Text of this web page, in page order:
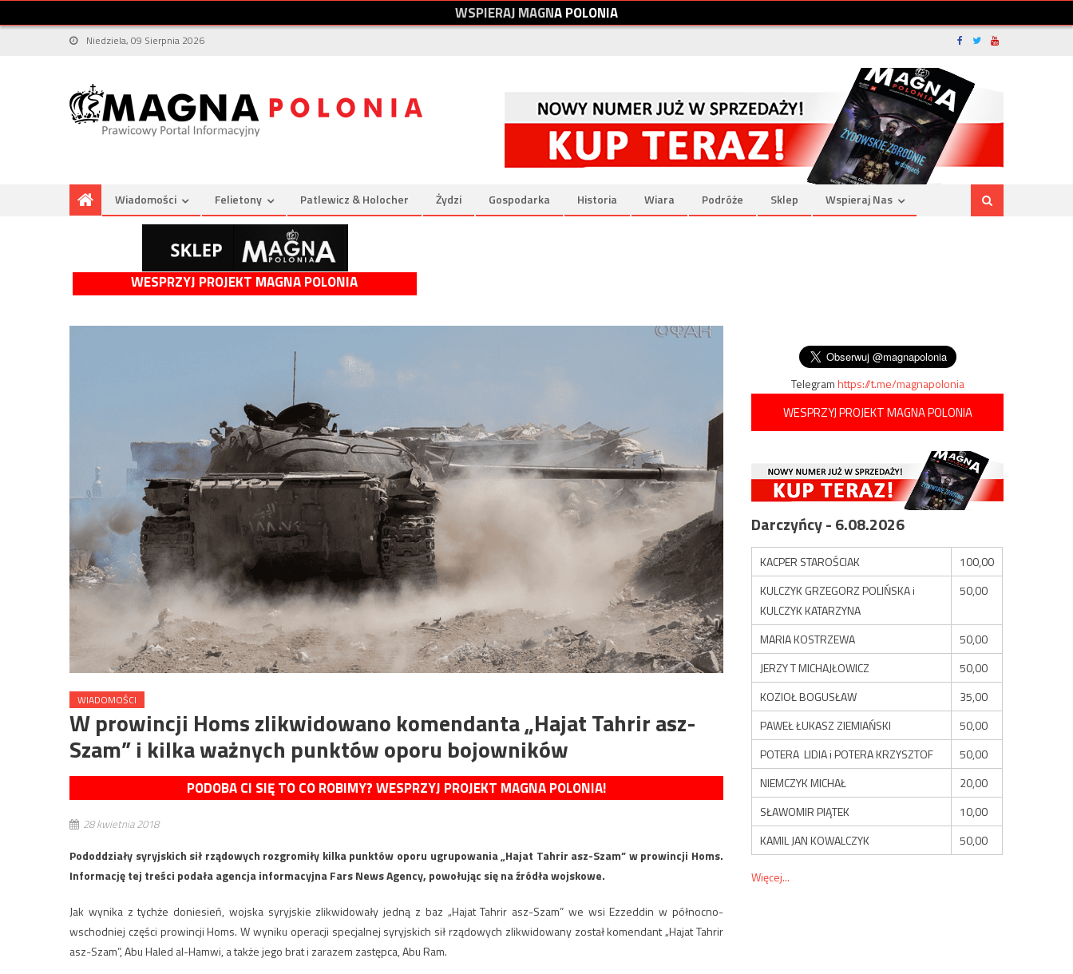
WSPIERAJMAGNAPOLONIA
Niedziela, 09 Sierpnia 2026
Wiadomości Felietony Patlewicz & Holocher Żydzi Gospodarka Historia Wiara Podróże Sklep Wspieraj Nas
WESPRZYJ PROJEKT MAGNA POLONIA
WIADOMOŚCI
W prowincji Homs zlikwidowano komendanta „Hajat Tahrir asz-
Szam” i kilka ważnych punktów oporu bojowników
PODOBA CI SIĘ TO CO ROBIMY? WESPRZYJ PROJEKT MAGNA POLONIA!
28 kwietnia 2018
Pododdziały syryjskich sił rządowych rozgromiły kilka punktów oporu ugrupowania „Hajat Tahrir asz-Szam” w prowincji Homs.
Informację tej treści podała agencja informacyjna Fars News Agency, powołując się na źródła wojskowe.
Jak wynika z tychże doniesień, wojska syryjskie zlikwidowały jedną z baz „Hajat Tahrir asz-Szam” we wsi Ezzeddin w północno-
wschodniej części prowincji Homs. W wyniku operacji specjalnej syryjskich sił rządowych zlikwidowany został komendant „Hajat Tahrir
asz-Szam”, Abu Haled al-Hamwi, a także jego brat i zarazem zastępca, Abu Ram.
Telegramhttps://t.me/magnapolonia
WESPRZYJ PROJEKT MAGNA POLONIA
Darczyńcy - 6.08.2026
KACPER STAROŚCIAK
100,00
KULCZYK GRZEGORZ POLIŃSKA i
KULCZYK KATARZYNA
50,00
MARIA KOSTRZEWA
50,00
JERZY T MICHAJŁOWICZ
50,00
KOZIOŁ BOGUSŁAW
35,00
PAWEŁ ŁUKASZ ZIEMIAŃSKI
50,00
POTERA LIDIA i POTERA KRZYSZTOF
50,00
NIEMCZYK MICHAŁ
20,00
SŁAWOMIR PIĄTEK
10,00
KAMIL JAN KOWALCZYK
50,00
Więcej...